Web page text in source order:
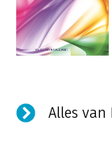
Alles van